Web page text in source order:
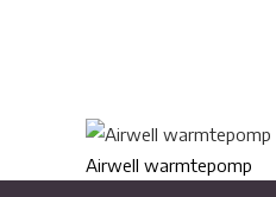
Airwell warmtepomp